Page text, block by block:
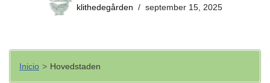
klithedegården september 15, 2025
Inicio > Hovedstaden